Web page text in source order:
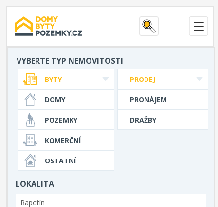
VYBERTE TYP NEMOVITOSTI
PRODEJ
PRONÁJEM
DRAŽBY
BYTY
DOMY
POZEMKY
KOMERČNÍ
OSTATNÍ
LOKALITA